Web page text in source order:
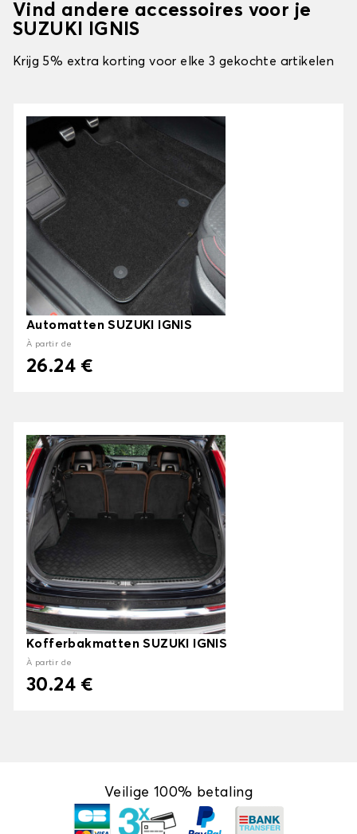
Vind andere accessoires voor je
SUZUKI IGNIS
Krijg 5% extra korting voor elke 3 gekochte artikelen
Automatten SUZUKI IGNIS
À partir de
26.24 €
Kofferbakmatten SUZUKI IGNIS
À partir de
30.24 €
Veilige 100% betaling